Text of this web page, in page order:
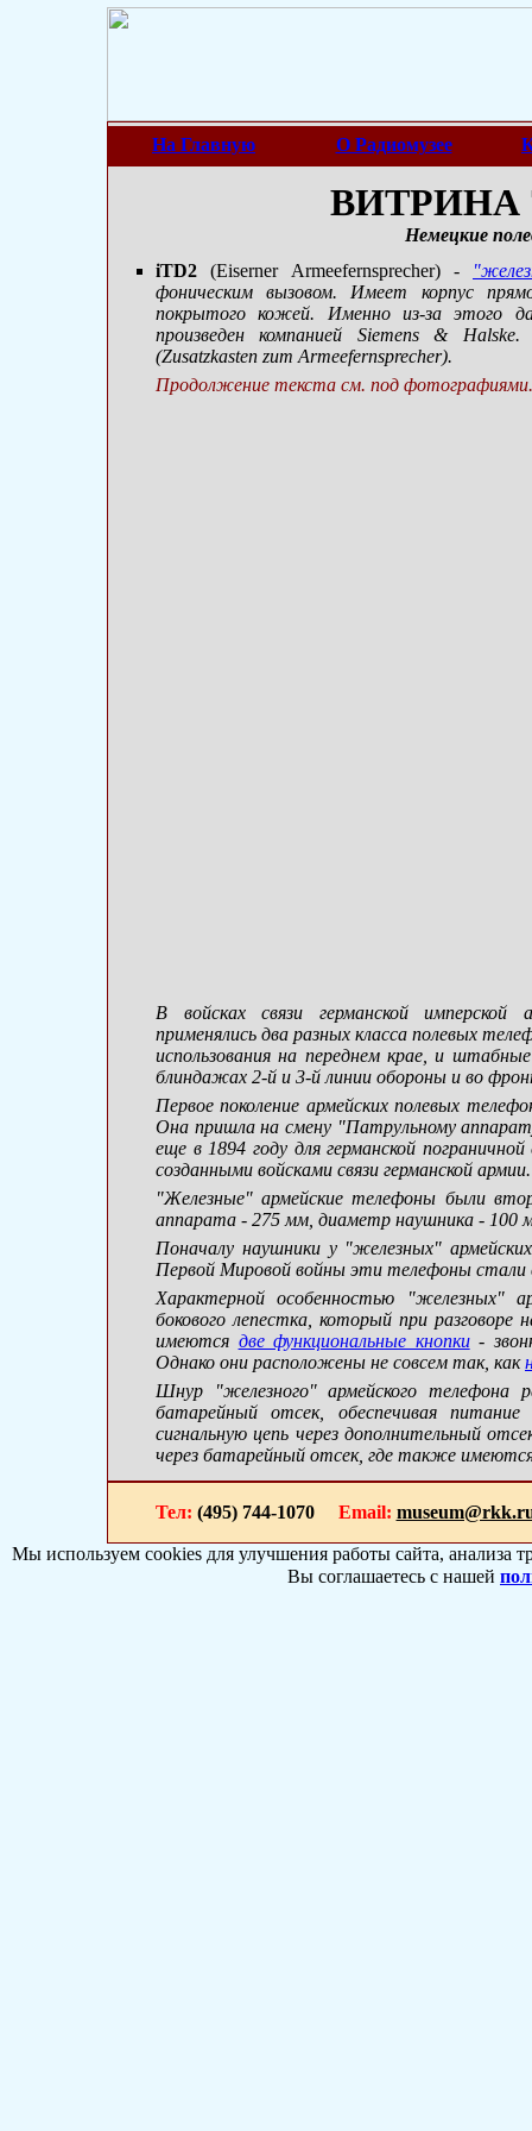
На Главную О Радиомузее
ВИТРИНА
Немецкие
iTD2 (Eiserner Armeefernsprecher) -
фоническим вызовом. Имеет корпус
покрытого кожей. Именно из-за этого
произведен компанией Siemens &
(Zusatzkasten zum Armeefernsprecher).
Продолжение текста см. под
В войсках связи германской
применялись два разных класса полевых
использования на переднем крае, и
блиндажах 2-й и 3-й линии обороны и во
Первое поколение армейских полевых
Она пришла на смену "Патрульному
еще в 1894 году для германской
созданными войсками связи германской
"Железные" армейские телефоны были
аппарата - 275 мм, диаметр наушника - 100
Поначалу наушники у "железных"
Первой Мировой войны эти телефоны
Характерной особенностью "железных"
бокового лепестка, который при
имеются две функциональные кнопки-
Однако они расположены не совсем так, как
Шнур "железного" армейского телефона
батарейный отсек, обеспечивая
сигнальную цепь через дополнительный
через батарейный отсек, где также
Тел: (495) 744-1070 Email:
Мы используем cookies для улучшения работы сайта, анализа
Вы соглашаетесь с нашей